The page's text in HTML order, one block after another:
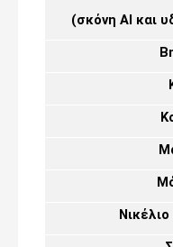
(σκόνη Al και
Νικέλιο